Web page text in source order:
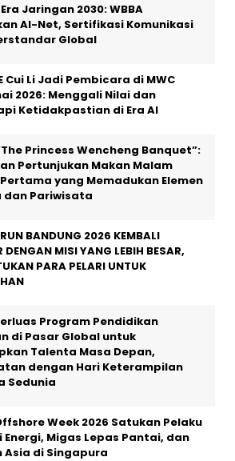
Jaringan 2030: WBBA
AI-Net, Sertifikasi Komunikasi
Global
Cui Li Jadi Pembicara di MWC
2026: Menggali Nilai dan
Ketidakpastian di Era AI
Princess Wencheng Banquet”:
Pertunjukan Makan Malam
yang Memadukan Elemen
dan Pariwisata
BANDUNG 2026 KEMBALI
DENGAN MISI YANG LEBIH BESAR,
PARA PELARI UNTUK
Program Pendidikan
di Pasar Global untuk
Talenta Masa Depan,
dengan Hari Keterampilan
Sedunia
Week 2026 Satukan Pelaku
Energi, Migas Lepas Pantai, dan
Asia di Singapura